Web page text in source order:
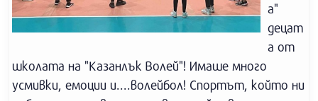
а"
децат
а от
школата на "Казанлък Волей"! Имаше много
усмивки, емоции и....волейбол! Спортът, който ни